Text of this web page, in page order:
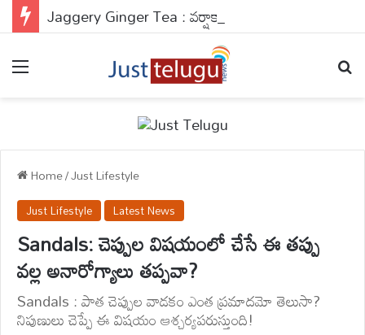
Home/Just Lifestyle
Just Lifestyle Latest News
Sandals: చెప్పుల విషయంలో చేసే ఈ తప్పు
వల్ల అనారోగ్యాలు తప్పవా?
Sandals : పాత చెప్పుల వాడకం ఎంత ప్రమాదమో తెలుసా?
నిపుణులు చెప్పే ఈ విషయం ఆశ్చర్యపరుస్తుంది!